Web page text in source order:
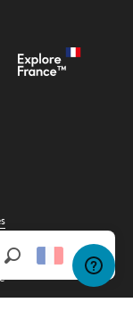
favoris
Recherche